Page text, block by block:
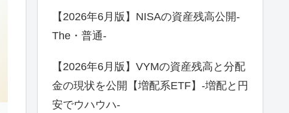
【2026年6月版】NISAの資産残高公開-
The・普通-
【2026年6月版】VYMの資産残高と分配
金の現状を公開【増配系ETF】-増配と円
安でウハウハ-